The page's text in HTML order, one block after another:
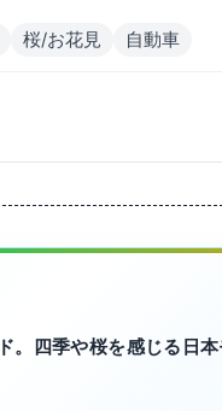
桜/お花見 自動車
。四季や桜を感じる日